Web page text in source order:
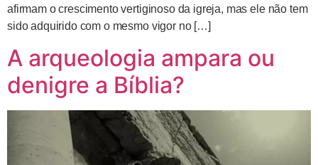
afirmam o crescimento vertiginoso da igreja, mas ele não tem
sido adquirido com o mesmo vigor no […]
A arqueologia ampara ou
denigre a Bíblia?